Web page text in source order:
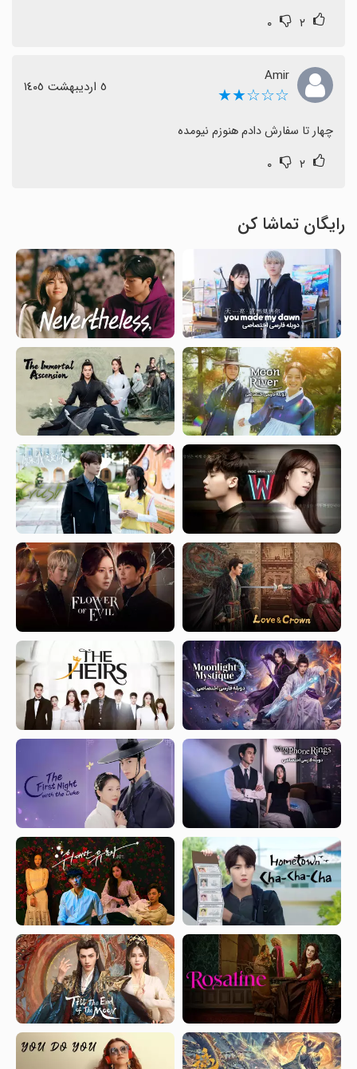
۲ ۰
Amir
☆☆☆★★ ٥ اردیبهشت ١٤٠٥
چهار تا سفارش دادم هنوزم نیومده
۲ ۰
رایگان تماشا کن